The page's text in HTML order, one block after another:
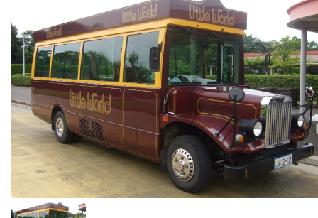
展示
グルメ おみやげ